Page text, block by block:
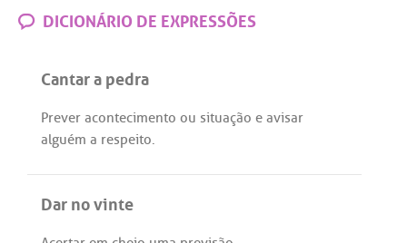
DICIONÁRIO DE EXPRESSÕES
Cantar a pedra
Prever acontecimento ou situação e avisar
alguém a respeito.
Dar no vinte